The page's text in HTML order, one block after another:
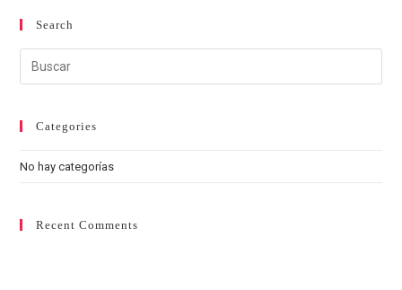
Search
Categories
No hay categorías
Recent Comments